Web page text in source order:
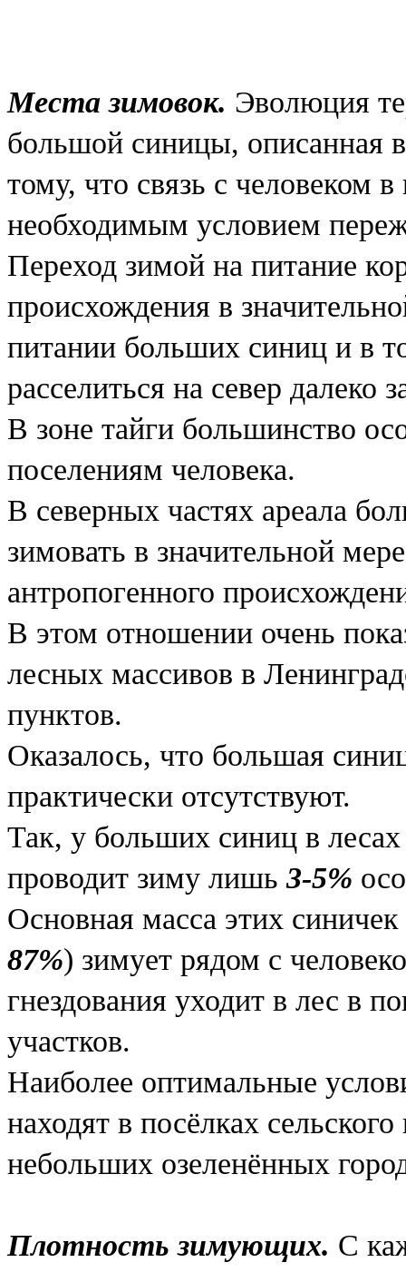
Места зимовок. Эволюция
большой синицы, описанная
тому, что связь с человеком
необходимым условием
Переход зимой на питание
происхождения в
питании больших синиц и в
расселиться на север далеко
В зоне тайги большинство
поселениям человека.
В северных частях ареала
зимовать в значительной
антропогенного
В этом отношении очень
лесных массивов в
пунктов.
Оказалось, что большая
практически отсутствуют.
Так, у больших синиц в
проводит зиму лишь3-5%
Основная масса этих
87%) зимует рядом с
гнездования уходит в лес в
участков.
Наиболее оптимальные
находят в посёлках
небольших озеленённых
Плотность зимующих. С